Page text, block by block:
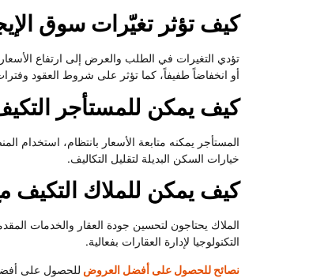
كيف تؤثر تغيّرات سوق
تؤدي التغيرات في الطلب والعرض إلى ارتفاع
أو انخفاضاً طفيفاً، كما تؤثر على شروط العقود
كيف يمكن للمستأجر
المستأجر يمكنه متابعة الأسعار بانتظام، استخدام
خيارات السكن البديلة لتقليل التكاليف.
كيف يمكن للملاك التكيف
الملاك يحتاجون لتحسين جودة العقار والخدمات
التكنولوجيا لإدارة العقارات بفعالية.
نصائح للحصول على أفضل العروض للحصول على أفضل